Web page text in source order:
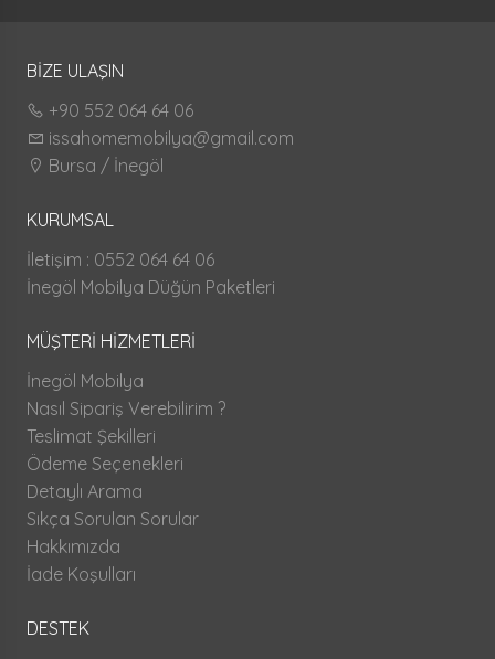
BİZE ULAŞIN
+90 552 064 64 06
issahomemobilya@gmail.com
Bursa / İnegöl
KURUMSAL
İletişim : 0552 064 64 06
İnegöl Mobilya Düğün Paketleri
MÜŞTERİ HİZMETLERİ
İnegöl Mobilya
Nasıl Sipariş Verebilirim ?
Teslimat Şekilleri
Ödeme Seçenekleri
Detaylı Arama
Sıkça Sorulan Sorular
Hakkımızda
İade Koşulları
DESTEK